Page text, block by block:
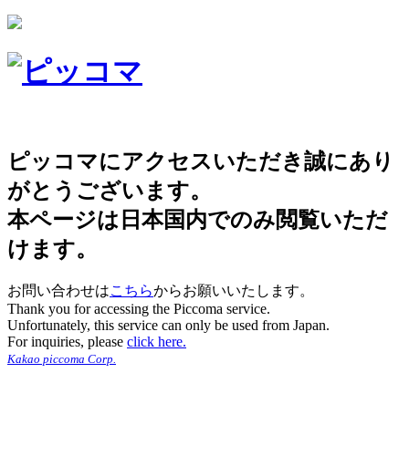
ピッコマにアクセスいただき誠にあり
がとうございます。
本ページは日本国内でのみ閲覧いただ
けます。
お問い合わせはこちらからお願いいたします。
Thank you for accessing the Piccoma service.
Unfortunately, this service can only be used from Japan.
For inquiries, please click here.
Kakao piccoma Corp.